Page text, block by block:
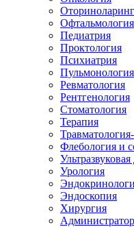
Офтальмология
Педиатрия
Проктология
Психиатрия
Пульмонология
Ревматология
Рентгенология
Стоматология
Терапия
Флебология и
Урология
Эндоскопия
Хирургия